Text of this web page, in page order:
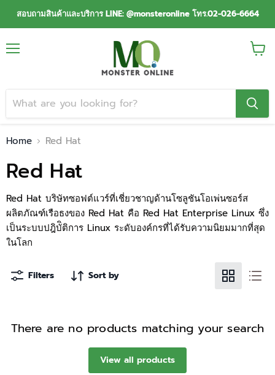
สอบถามสินค้าและบริการ LINE: @monsteronline โทร.02-026-6664
View
Home Red Hat
Red Hat
Red Hat บริษัทซอฟต์แวร์ที่เชี่ยวชาญด้านโซลูชันโอเพ่นซอร์ส
ผลิตภัณฑ์เรือธงของ Red Hat คือ Red Hat Enterprise Linux ซึ่ง
เป็นระบบปฎิบัิติการ Linux ระดับองค์กรที่ได้รับความนิยมมากที่สุด
ในโลก
Filters Sort by
There are no products matching your search
View all products